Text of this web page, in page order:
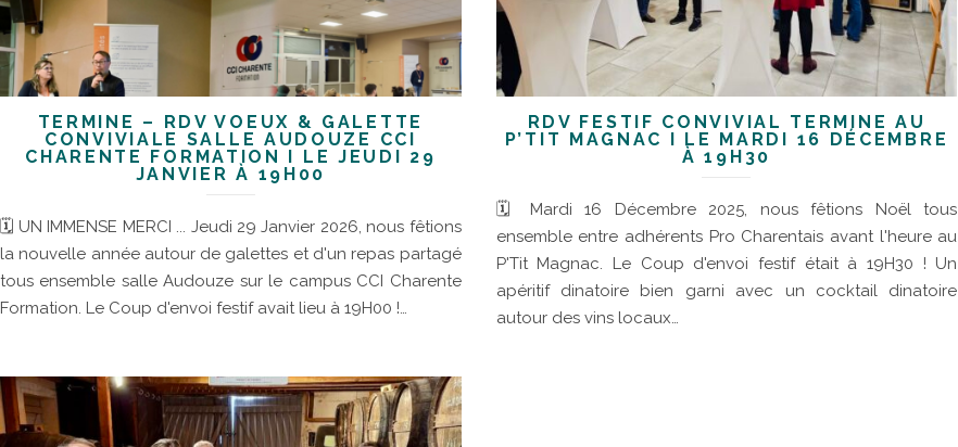
TERMINÉ – RDV VOEUX & GALETTE
CONVIVIALE SALLE AUDOUZE CCI
CHARENTE FORMATION I LE JEUDI 29
JANVIER À 19H00
🗓 UN IMMENSE MERCI ... Jeudi 29 Janvier 2026, nous fêtions
la nouvelle année autour de galettes et d'un repas partagé
tous ensemble salle Audouze sur le campus CCI Charente
Formation. Le Coup d'envoi festif avait lieu à 19H00 !…
RDV FESTIF CONVIVIAL TERMINÉ AU
P’TIT MAGNAC I LE MARDI 16 DÉCEMBRE
À 19H30
🗓 Mardi 16 Décembre 2025, nous fêtions Noël tous
ensemble entre adhérents Pro Charentais avant l'heure au
P'Tit Magnac. Le Coup d'envoi festif était à 19H30 ! Un
apéritif dinatoire bien garni avec un cocktail dinatoire
autour des vins locaux…